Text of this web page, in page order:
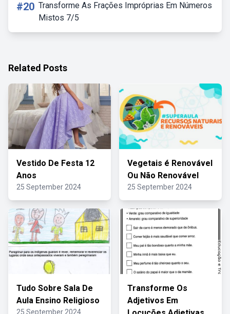
#20 Transforme As Frações Impróprias Em Números
Mistos 7/5
Related Posts
Vestido De Festa 12
Anos
25 September 2024
Vegetais é Renovável
Ou Não Renovável
25 September 2024
Tudo Sobre Sala De
Aula Ensino Religioso
25 September 2024
Transforme Os
Adjetivos Em